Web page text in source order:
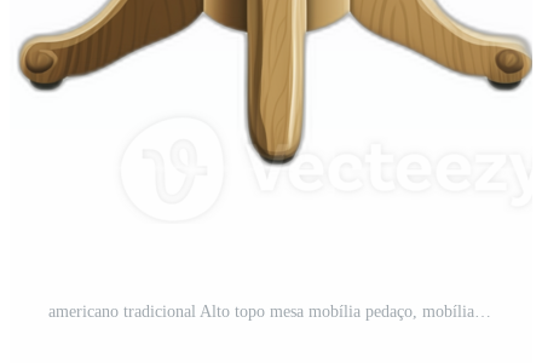
americano tradicional Alto topo mesa mobília pedaço, mobília Renderização PNG Pro